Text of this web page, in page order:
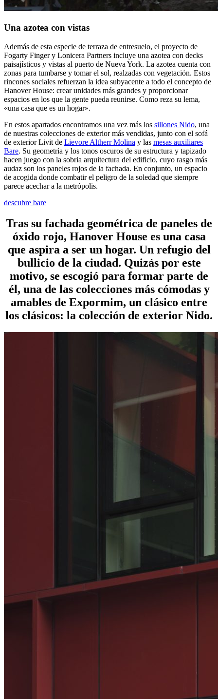
Una azotea con vistas
Además de esta especie de terraza de entresuelo, el proyecto de
Fogarty Finger y Lonicera Partners incluye una azotea con decks
paisajísticos y vistas al puerto de Nueva York. La azotea cuenta con
zonas para tumbarse y tomar el sol, realzadas con vegetación. Estos
rincones sociales refuerzan la idea subyacente a todo el concepto de
Hanover House: crear unidades más grandes y proporcionar
espacios en los que la gente pueda reunirse. Como reza su lema,
«una casa que es un hogar».
En estos apartados encontramos una vez más los sillones Nido, una
de nuestras colecciones de exterior más vendidas, junto con el sofá
de exterior Livit de Lievore Altherr Molina y las mesas auxiliares
Bare. Su geometría y los tonos oscuros de su estructura y tapizado
hacen juego con la sobria arquitectura del edificio, cuyo rasgo más
audaz son los paneles rojos de la fachada. En conjunto, un espacio
de acogida donde combatir el peligro de la soledad que siempre
parece acechar a la metrópolis.
descubre bare
Tras su fachada geométrica de paneles de
óxido rojo, Hanover House es una casa
que aspira a ser un hogar. Un refugio del
bullicio de la ciudad. Quizás por este
motivo, se escogió para formar parte de
él, una de las colecciones más cómodas y
amables de Expormim, un clásico entre
los clásicos: la colección de exterior Nido.